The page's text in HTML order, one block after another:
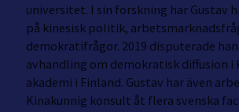
universitet. I sin forskning har Gustav
på kinesisk politik,
demokratifrågor. 2019 disputerade
avhandling om demokratisk diffusion i
akademi i Finland. Gustav har även
Kinakunnig konsult åt flera svenska